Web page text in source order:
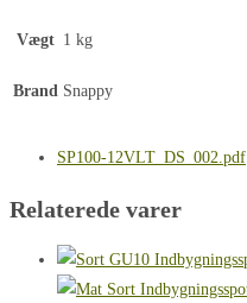
Vægt 1 kg
Brand Snappy
SP100-12VLT_DS_002.pdf
Relaterede varer